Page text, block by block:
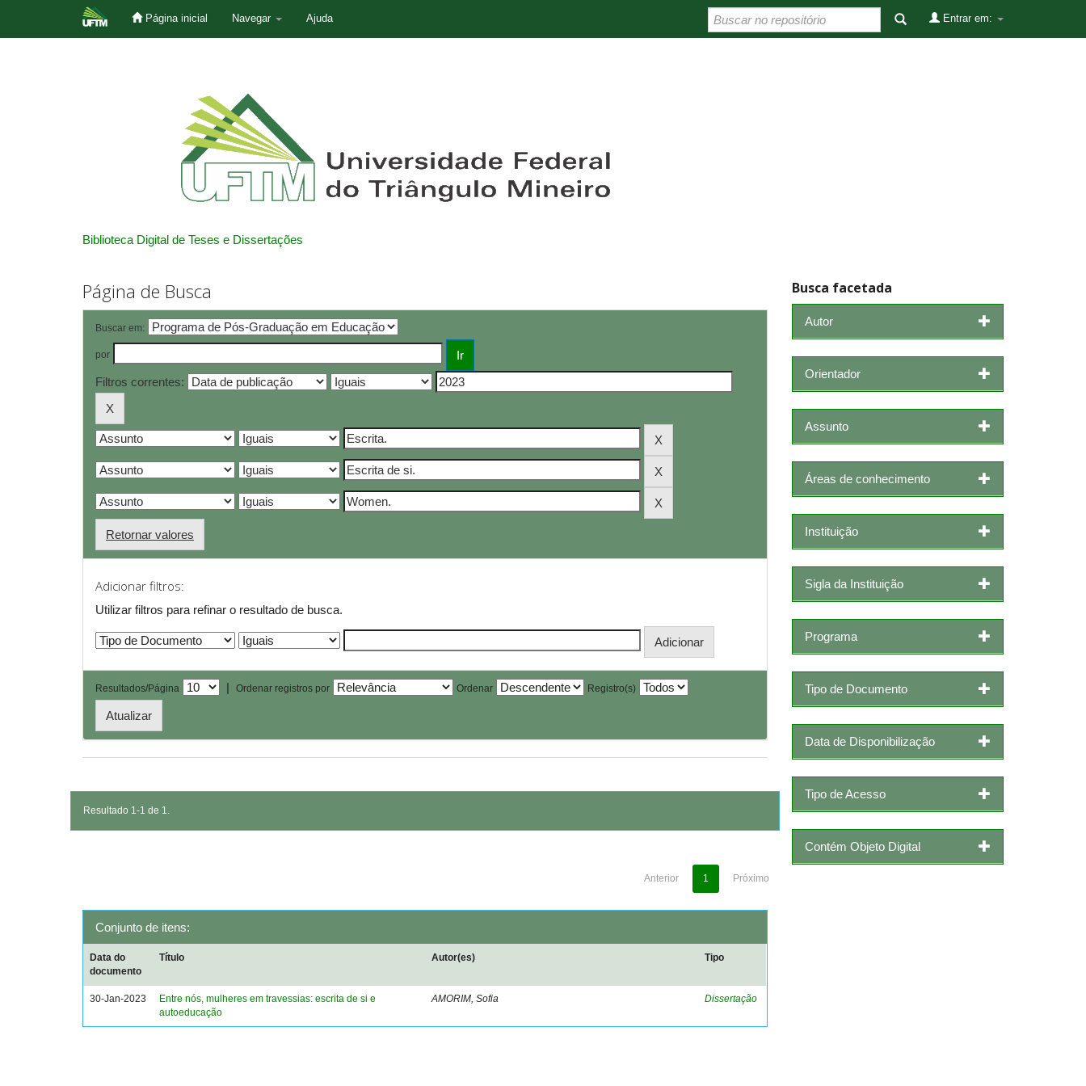
Página inicial Navegar Ajuda Entrar em:
Biblioteca Digital de Teses e Dissertações
Página de Busca
Buscar em:
por
Filtros correntes:
Retornar valores
Adicionar filtros:
Utilizar filtros para refinar o resultado de busca.
Resultados/Página | Ordenar registros por Ordenar Registro(s)
Resultado 1-1 de 1.
Anterior 1 Próximo
Conjunto de itens:
Data do
documento
Título Autor(es) Tipo
30-Jan-2023
Entre nós, mulheres em travessias: escrita de si e
autoeducação
AMORIM, Sofia Dissertação
Busca facetada
Autor
Orientador
Assunto
Áreas de conhecimento
Instituição
Sigla da Instituição
Programa
Tipo de Documento
Data de Disponibilização
Tipo de Acesso
Contém Objeto Digital